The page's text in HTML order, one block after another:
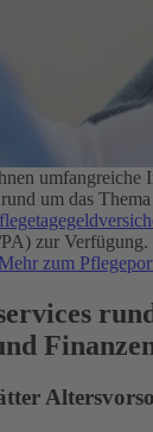
umfangreiche
um das
zur Verfügung.
Mehr zum